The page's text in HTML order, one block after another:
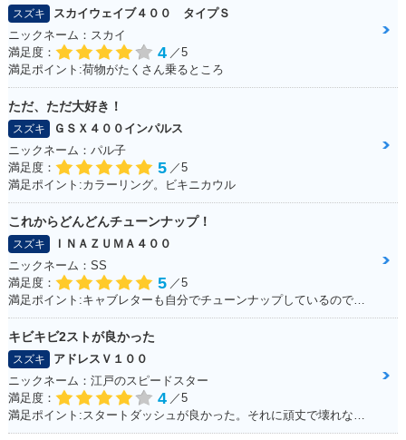
スズキ
スカイウェイブ４００ タイプＳ
ニックネーム：スカイ
満足度：
4 ／5
満足ポイント:荷物がたくさん乗るところ
ただ、ただ大好き！
スズキ
ＧＳＸ４００インパルス
ニックネーム：パル子
満足度：
5 ／5
満足ポイント:カラーリング。ビキニカウル
これからどんどんチューンナップ！
スズキ
ＩＮＡＺＵＭＡ４００
ニックネーム：SS
満足度：
5 ／5
満足ポイント:キャブレターも自分でチューンナップしているので、これからもっともっとチューンナップしていきたい♪
キビキビ2ストが良かった
スズキ
アドレスＶ１００
ニックネーム：江戸のスピードスター
満足度：
4 ／5
満足ポイント:スタートダッシュが良かった。それに頑丈で壊れない。燃費はそこそこ。あと、足元もフラットで、リアにはボックスを付ければ、相当量を運べます。シート下は、フルフェイスがしっかりと格納できました。あとはフロントの内側収納もたっぷりサイズで、500のペットボトルも入ります。企画でやった、V100 ツーリングは今でも思い出になってます。そんな便利な一台です。